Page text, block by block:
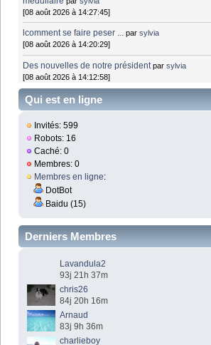
[08 août 2026 à 14:27:45]
lcomment se faire peser ... parsylvia
[08 août 2026 à 14:20:29]
Des nouvelles de notre président parsylvia
[08 août 2026 à 14:12:58]
Qui est en ligne
Invités: 599
Robots: 16
Caché: 0
Membres: 0
Membres en ligne:
DotBot
Baidu (15)
Derniers Membres
Lavandula2
93j 21h 37m
chris26
84j 20h 16m
Arnaud
83j 9h 36m
charlieboy